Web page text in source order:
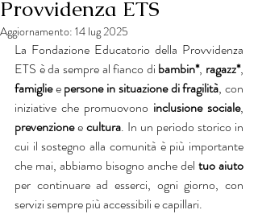
Provvidenza ETS
Aggiornamento: 14 lug 2025
La Fondazione Educatorio della Provvidenza
ETS è da sempre al fianco di bambin*, ragazz*
famiglie e persone in situazione di fragilità, con
iniziative che promuovono inclusione sociale
prevenzione e cultura. In un periodo storico in
cui il sostegno alla comunità è più importante
che mai, abbiamo bisogno anche del tuo aiuto
per continuare ad esserci, ogni giorno, con
servizi sempre più accessibili e capillari.